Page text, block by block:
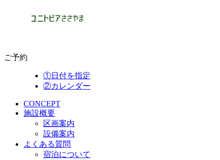
ご予約
①日付を指定
②カレンダー
CONCEPT
施設概要
区画案内
設備案内
よくある質問
宿泊について